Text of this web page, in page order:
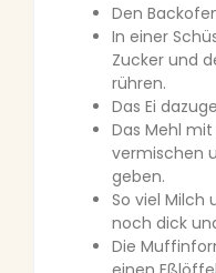
Den
In einer
Zucker und
rühren.
Das Ei
Das Mehl
vermischen
geben.
So viel Milch
noch dick
Die